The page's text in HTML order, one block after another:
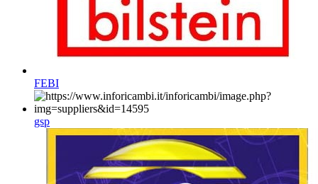
FEBI
gsp